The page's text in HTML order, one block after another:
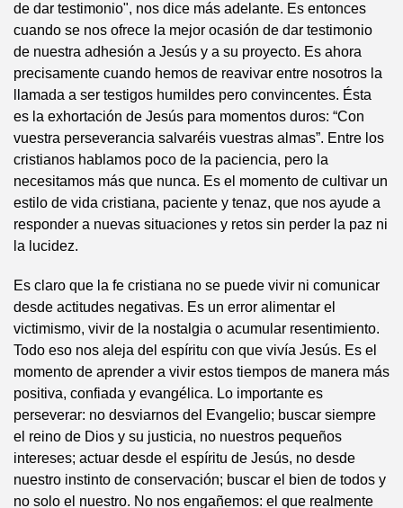
de dar testimonio", nos dice más adelante. Es entonces
cuando se nos ofrece la mejor ocasión de dar testimonio
de nuestra adhesión a Jesús y a su proyecto. Es ahora
precisamente cuando hemos de reavivar entre nosotros la
llamada a ser testigos humildes pero convincentes. Ésta
es la exhortación de Jesús para momentos duros: “Con
vuestra perseverancia salvaréis vuestras almas”. Entre los
cristianos hablamos poco de la paciencia, pero la
necesitamos más que nunca. Es el momento de cultivar un
estilo de vida cristiana, paciente y tenaz, que nos ayude a
responder a nuevas situaciones y retos sin perder la paz ni
la lucidez.
Es claro que la fe cristiana no se puede vivir ni comunicar
desde actitudes negativas. Es un error alimentar el
victimismo, vivir de la nostalgia o acumular resentimiento.
Todo eso nos aleja del espíritu con que vivía Jesús. Es el
momento de aprender a vivir estos tiempos de manera más
positiva, confiada y evangélica. Lo importante es
perseverar: no desviarnos del Evangelio; buscar siempre
el reino de Dios y su justicia, no nuestros pequeños
intereses; actuar desde el espíritu de Jesús, no desde
nuestro instinto de conservación; buscar el bien de todos y
no solo el nuestro. No nos engañemos: el que realmente